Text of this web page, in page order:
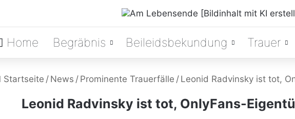
Home Begräbnis Beileidsbekundung Trauer
Startseite / News / Prominente Trauerfälle / Leonid Radvinsky ist tot,
Leonid Radvinsky ist tot, OnlyFans-